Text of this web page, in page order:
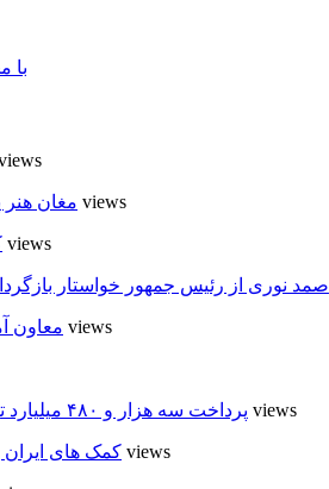
با
views
مغان هنر 6 views
5 views
صمد نوری از رئیس جمهور خواستار
معاون 5 views
پرداخت سه هزار و ۴۸۰ میلیارد تومان تسهیلات مقاوم سازی مسکن روستایی در اردبیل 4 views
کمک های ایران 4 views